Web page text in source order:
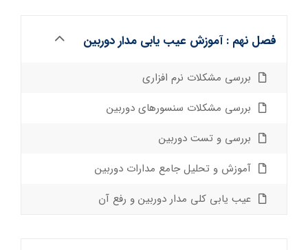
فصل نهم : آموزش عیب یابی مدار دوربین
بررسی مشکلات نرم افزاری
بررسی مشکلات سنسورهای دوربین
بررسی و تست دوربین
آموزش و تحلیل جامع مدارات دوربین
عیب یابی کلی مدار دوربین و رفع آن